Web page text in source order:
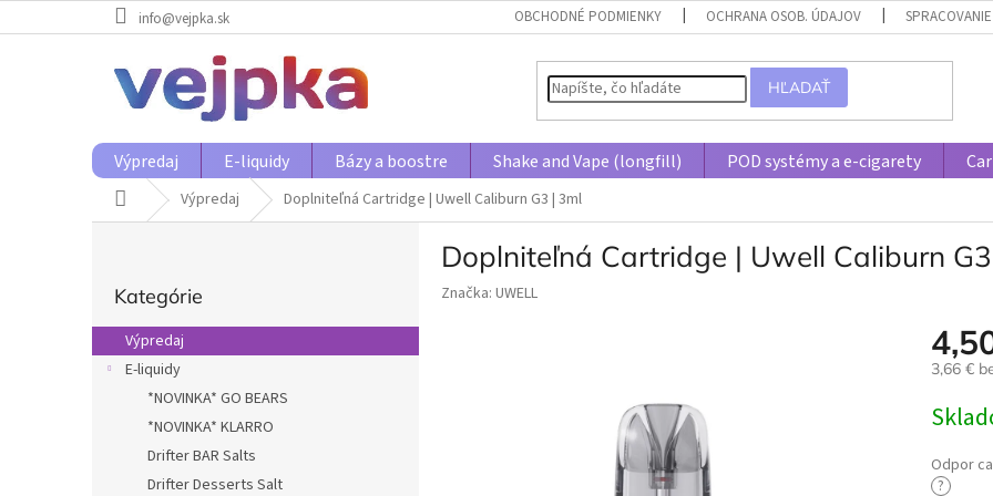
na
info@vejpka.sk OBCHODNÉ PODMIENKY OCHRANA OSOB. ÚDAJOV
HĽADAŤ
Výpredaj E-liquidy Bázy a boostre Shake and Vape (longfill) POD systémy a e-cigarety
DomovVýpredaj Doplniteľná Cartridge | Uwell Caliburn G3 | 3ml
ý
p
kategórie
Kategórie
Výpredaj
E-liquidy
*NOVINKA* GO BEARS
*NOVINKA* KLARRO
Drifter BAR Salts
Drifter Desserts Salt
Doplniteľná Cartridge | Uwell Caliburn
Značka: UWELL
3,66 €
cena:
Odpor
?